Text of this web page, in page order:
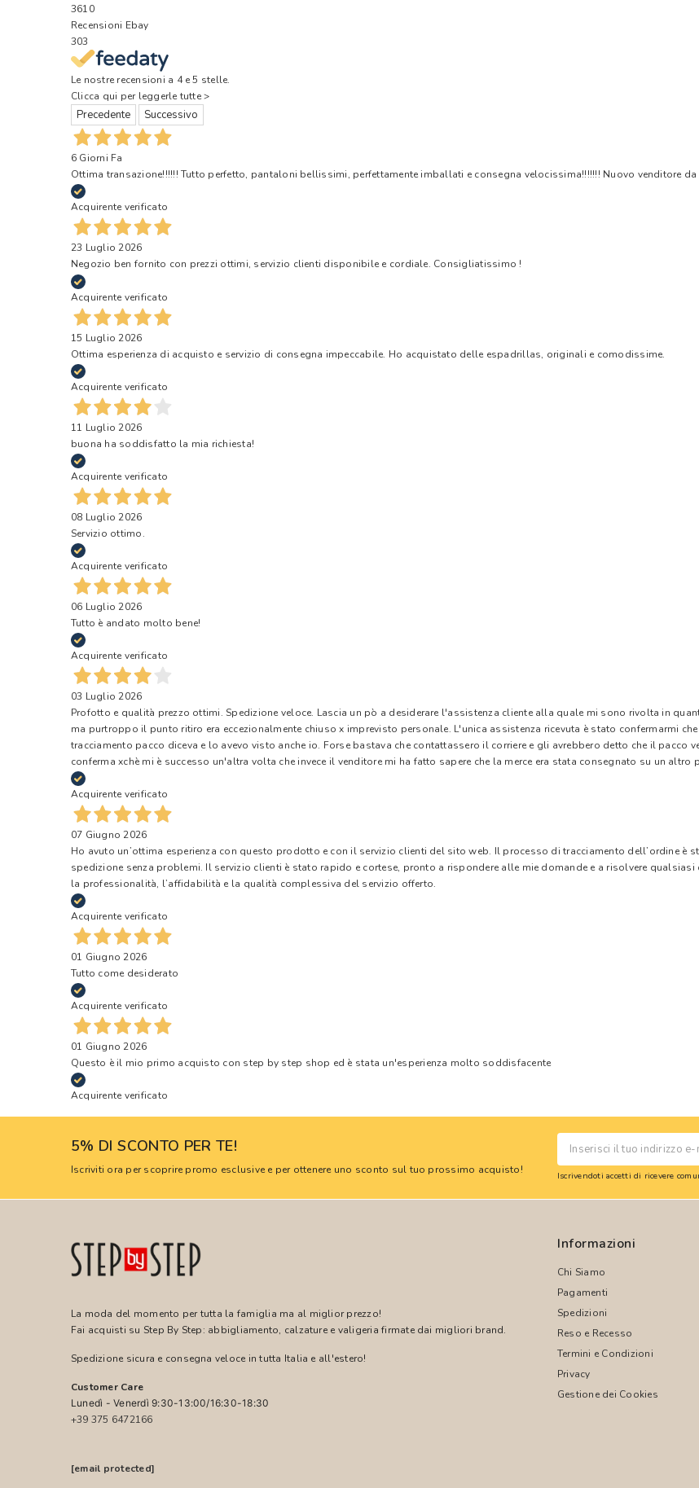
3610
Recensioni Ebay
303
Le nostre recensioni a 4 e 5 stelle.
Clicca qui per leggerle tutte >
Precedente Successivo
6 Giorni Fa
Ottima transazione!!!!!! Tutto perfetto, pantaloni bellissimi, perfettamente imballati e consegna velocissima!!!!!!! Nuovo venditore da
Acquirente verificato
23 Luglio 2026
Negozio ben fornito con prezzi ottimi, servizio clienti disponibile e cordiale. Consigliatissimo !
Acquirente verificato
15 Luglio 2026
Ottima esperienza di acquisto e servizio di consegna impeccabile. Ho acquistato delle espadrillas, originali e comodissime.
Acquirente verificato
11 Luglio 2026
buona ha soddisfatto la mia richiesta!
Acquirente verificato
08 Luglio 2026
Servizio ottimo.
Acquirente verificato
06 Luglio 2026
Tutto è andato molto bene!
Acquirente verificato
03 Luglio 2026
Profotto e qualità prezzo ottimi. Spedizione veloce. Lascia un pò a desiderare l'assistenza cliente alla quale mi sono rivolta in
ma purtroppo il punto ritiro era eccezionalmente chiuso x imprevisto personale. L'unica assistenza ricevuta è stato confermarmi
tracciamento pacco diceva e lo avevo visto anche io. Forse bastava che contattassero il corriere e gli avrebbero detto che il
conferma xchè mi è successo un'altra volta che invece il venditore mi ha fatto sapere che la merce era stata consegnato su un altro
Acquirente verificato
07 Giugno 2026
Ho avuto un’ottima esperienza con questo prodotto e con il servizio clienti del sito web. Il processo di tracciamento dell’ordine è
spedizione senza problemi. Il servizio clienti è stato rapido e cortese, pronto a rispondere alle mie domande e a risolvere
la professionalità, l’affidabilità e la qualità complessiva del servizio offerto.
Acquirente verificato
01 Giugno 2026
Tutto come desiderato
Acquirente verificato
01 Giugno 2026
Questo è il mio primo acquisto con step by step shop ed è stata un'esperienza molto soddisfacente
Acquirente verificato
5% DI SCONTO PER TE!
Iscriviti ora per scoprire promo esclusive e per ottenere uno sconto sul tuo prossimo acquisto! Iscrivendoti accetti di ricevere
La moda del momento per tutta la famiglia ma al miglior prezzo!
Fai acquisti su Step By Step: abbigliamento, calzature e valigeria firmate dai migliori brand.
Spedizione sicura e consegna veloce in tutta Italia e all'estero!
Customer Care
Lunedì - Venerdì 9:30-13:00/16:30-18:30
+39 375 6472166
[email protected]
Informazioni
Chi Siamo
Pagamenti
Spedizioni
Reso e Recesso
Termini e Condizioni
Privacy
Gestione dei Cookies